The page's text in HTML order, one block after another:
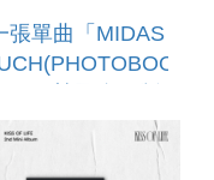
張單曲「MIDAS